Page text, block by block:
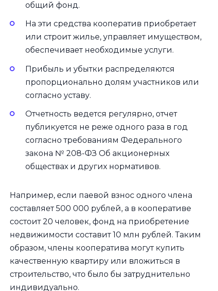
общий фонд.
На эти средства кооператив приобретает
или строит жилье, управляет имуществом,
обеспечивает необходимые услуги.
Прибыль и убытки распределяются
пропорционально долям участников или
согласно уставу.
Отчетность ведется регулярно, отчет
публикуется не реже одного раза в год
согласно требованиям Федерального
закона № 208-ФЗ Об акционерных
обществах и других нормативов.
Например, если паевой взнос одного члена
составляет 500 000 рублей, а в кооперативе
состоит 20 человек, фонд на приобретение
недвижимости составит 10 млн рублей. Таким
образом, члены кооператива могут купить
качественную квартиру или вложиться в
строительство, что было бы затруднительно
индивидуально.